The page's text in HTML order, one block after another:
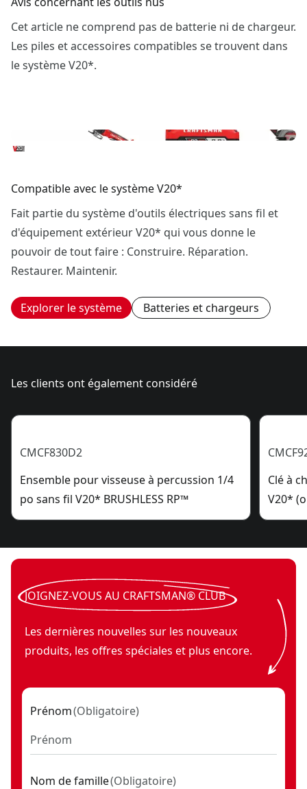
Cet article ne comprend pas de batterie ni de chargeur.
Les piles et accessoires compatibles se trouvent dans
le système V20*.
Compatible avec le système V20*
Fait partie du système d'outils électriques sans fil et
d'équipement extérieur V20* qui vous donne le
pouvoir de tout faire : Construire. Réparation.
Restaurer. Maintenir.
Explorer le système Batteries et chargeurs
Les clients ont également considéré
CMCF830D2
Ensemble pour visseuse à percussion 1/4
po sans fil V20* BRUSHLESS RP™
Clé à
V20*
JOIGNEZ-VOUS AU CRAFTSMAN® CLUB
Les dernières nouvelles sur les nouveaux
produits, les offres spéciales et plus encore.
Prénom(Obligatoire)
Nom de famille(Obligatoire)